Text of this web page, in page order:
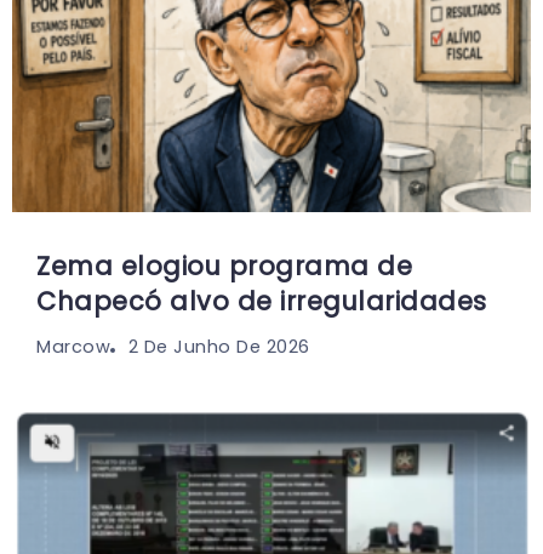
Zema elogiou programa de
Chapecó alvo de irregularidades
Marcow 2 De Junho De 2026